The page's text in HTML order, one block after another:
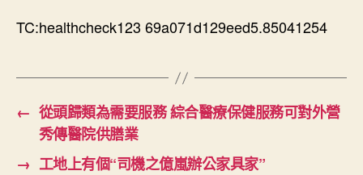
起
TC:healthcheck123 69a071d129eed5.85041254
← 從頭歸類為需要服務 綜合醫療保健服務可對外營
秀傳醫院供膳業
→ 工地上有個“司機之億嵐辦公家具家”